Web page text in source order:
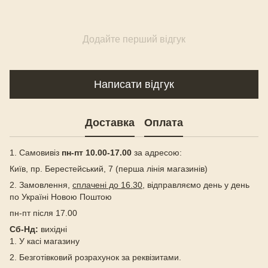
Додайте перший відгук
Написати відгук
Доставка Оплата
1. Самовивіз пн-пт 10.00-17.00 за адресою:
Київ, пр. Берестейський, 7 (перша лінія магазинів)
2. Замовлення, сплачені до 16.30, відправляємо день у день
по Україні Новою Поштою
пн-пт після 17.00
Сб-Нд: вихідні
1. У касі магазину
2. Безготівковий розрахунок за реквізитами.